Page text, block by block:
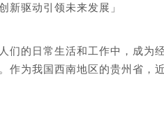
新驱动引领未来发展」
们的日常生活和工作中，成为
作为我国西南地区的贵州省，